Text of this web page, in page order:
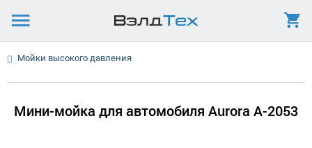
Мойки высокого давления
Мини-мойка для автомобиля Aurora A-2053